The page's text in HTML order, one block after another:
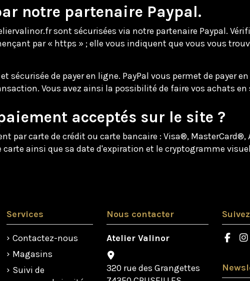
notre partenaire Paypal.
sont sécurisées via notre partenaire Paypal.
par « https » ; elle vous indiquent que vous vous
sécurisée de payer en ligne. PayPal vous permet de payer
Vous avez ainsi la possibilité de faire vos achats
acceptés sur le site ?
par carte de crédit ou carte bancaire : Visa®, MasterCard®,
ainsi que sa date d'expiration et le cryptogramme
Services
Contactez-nous
Magasins
Suivi de
Nous contacter
Atelier Valinor
320 rue des Grangettes